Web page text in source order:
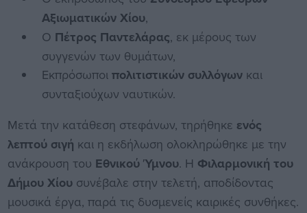
Αξιωματικών Χίου,
Ο Πέτρος Παντελάρας, εκ μέρους των
συγγενών των θυμάτων,
Εκπρόσωποι πολιτιστικών συλλόγωνκαι
συνταξιούχων ναυτικών.
Μετά την κατάθεση στεφάνων, τηρήθηκε ενός
λεπτού σιγή και η εκδήλωση ολοκληρώθηκε με την
ανάκρουση του Εθνικού Ύμνου. Η Φιλαρμονική του
Δήμου Χίουσυνέβαλε στην τελετή, αποδίδοντας
μουσικά έργα, παρά τις δυσμενείς καιρικές συνθήκες.